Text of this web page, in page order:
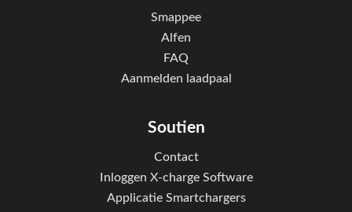
Smappee
Alfen
FAQ
Aanmelden laadpaal
Soutien
Contact
Inloggen X-charge Software
Applicatie Smartchargers